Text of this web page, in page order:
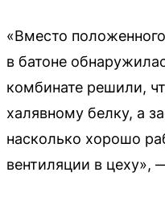
«Вместо
в батоне
комбинате решили,
халявному белку, а
насколько хорошо
вентиляции в цеху»,